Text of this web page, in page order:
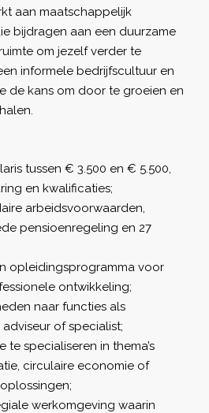
aan maatschappelijk
bijdragen aan een duurzame
om jezelf verder te
informele bedrijfscultuur en
de kans om door te groeien en
tussen € 3.500 en € 5.500,
en kwalificaties;
arbeidsvoorwaarden,
pensioenregeling en 27
opleidingsprogramma voor
ontwikkeling;
naar functies als
of specialist;
te specialiseren in thema’s
circulaire economie of
werkomgeving waarin